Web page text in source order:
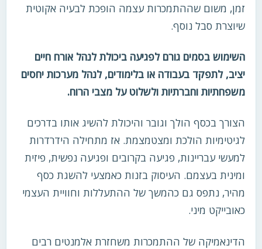
זמן, משום שההתמכרות עצמה הופכת לבעיה אקוטית
שיוצרת סבל נוסף.
השימוש בסמים גורם לפגיעה ביכולת לנהל אורח חיים
יציב, לתפקד בעבודה או בלימודים, לנהל מערכות יחסים
משפחתיות וחברתיות ולשלוט על מצבי הרוח.
הצורך בכסף הולך וגובר והיכולת להשיג אותו בדרכים
לגיטימיות הולכת ומצטמצמת. אז מתחילה הידרדרות
למעשי עבריינות, פגיעה בקרובים ופגיעה נפשית, פיזית
ומינית בעצמם. העיסוק בזנות כאמצעי להשגת כסף
מהיר, נתפס גם כהמשך של ההתעללות וחוויית העצמי
כאובייקט מיני.
הדינאמיקה של ההתמכרות משחזרת אלמנטים רבים